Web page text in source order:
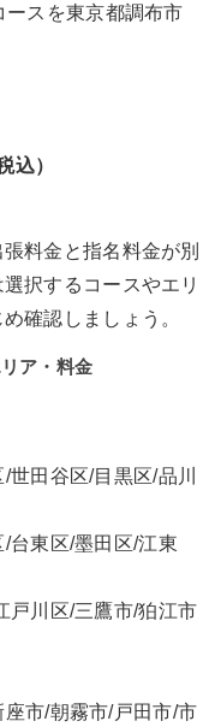
ースを東京都調布市
込）
料金と指名料金が別
択するコースやエリ
確認しましょう。
ア・料金
田谷区/目黒区/品川
台東区/墨田区/江東
戸川区/三鷹市/狛江市
市/朝霧市/戸田市/市